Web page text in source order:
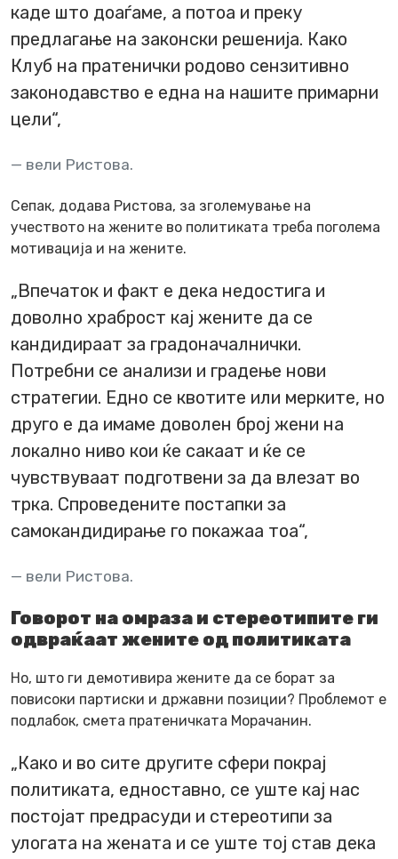
каде што доаѓаме, а потоа и преку
предлагање на законски решенија. Како
Клуб на пратенички родово сензитивно
законодавство е една на нашите примарни
цели“,
вели Ристова.
Сепак, додава Ристова, за зголемување на
учеството на жените во политиката треба поголема
мотивација и на жените.
„Впечаток и факт е дека недостига и
доволно храброст кај жените да се
кандидираат за градоначалнички.
Потребни се анализи и градење нови
стратегии. Едно се квотите или мерките, но
друго е да имаме доволен број жени на
локално ниво кои ќе сакаат и ќе се
чувствуваат подготвени за да влезат во
трка. Спроведените постапки за
самокандидирање го покажаа тоа“,
вели Ристова.
Говорот на омраза и стереотипите ги
одвраќаат жените од политиката
Но, што ги демотивира жените да се борат за
повисоки партиски и државни позиции? Проблемот е
подлабок, смета пратеничката Морачанин.
„Како и во сите другите сфери покрај
политиката, едноставно, се уште кај нас
постојат предрасуди и стереотипи за
улогата на жената и се уште тој став дека